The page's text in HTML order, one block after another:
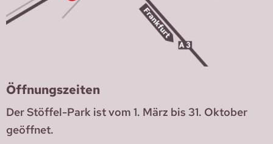
Öffnungszeiten
Der Stöffel-Park ist vom 1. März bis 31. Oktober
geöffnet.